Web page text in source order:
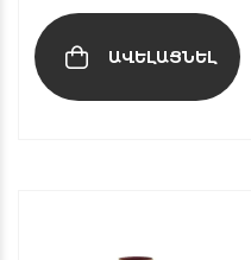
ԱՎԵԼԱՑՆԵԼ